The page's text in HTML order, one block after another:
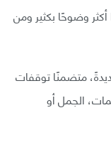
وضوحًا بكثير ومن
متضمنًا توقفات
الجمل أو